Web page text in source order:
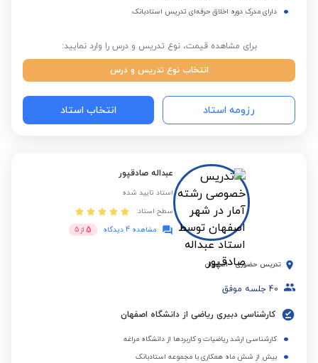
دارای مدرک دوره اخلاق حرفه‌ای تدریس استادبانک
برای مشاهده قیمت، نوع تدریس و درس را وارد نمایید:
انتخاب نوع تدریس و درس
رزومه استاد انتخاب استاد
عبداله صادقپور
استاد تایید شده
سطح استاد:
مشاهده 4 دیدگاه
5 از 5
تدریس حضوری - اصفهان
40 جلسه موفق
کارشناسی دبیری ریاضی از دانشگاه اصفهان
کارشناسی ارشد ریاضیات و کاربردها از دانشگاه مراغه
بیش از شش ماه همکاری با مجموعه استادبانک